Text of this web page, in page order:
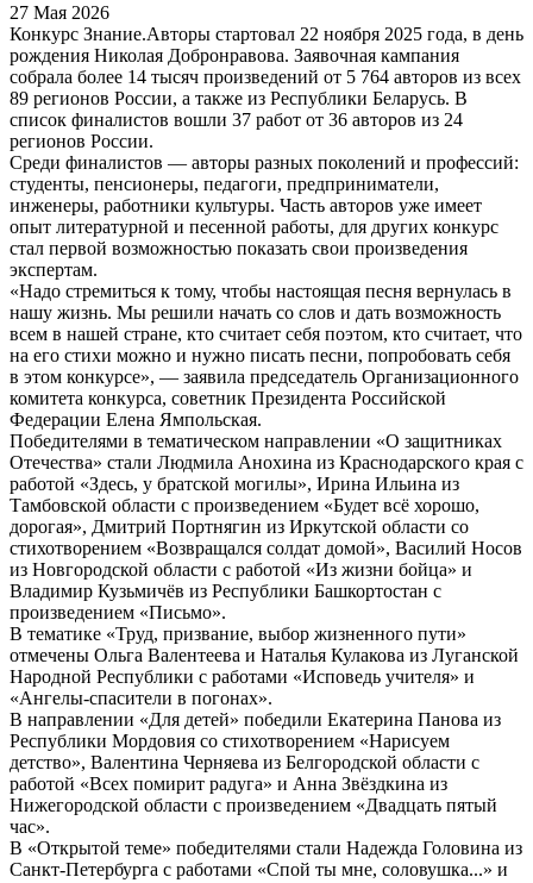
27 Мая 2026
Конкурс Знание.Авторы стартовал 22 ноября 2025 года, в день
рождения Николая Добронравова. Заявочная кампания
собрала более 14 тысяч произведений от 5 764 авторов из всех
89 регионов России, а также из Республики Беларусь. В
список финалистов вошли 37 работ от 36 авторов из 24
регионов России.
Среди финалистов — авторы разных поколений и профессий:
студенты, пенсионеры, педагоги, предприниматели,
инженеры, работники культуры. Часть авторов уже имеет
опыт литературной и песенной работы, для других конкурс
стал первой возможностью показать свои произведения
экспертам.
«Надо стремиться к тому, чтобы настоящая песня вернулась в
нашу жизнь. Мы решили начать со слов и дать возможность
всем в нашей стране, кто считает себя поэтом, кто считает, что
на его стихи можно и нужно писать песни, попробовать себя
в этом конкурсе», — заявила председатель Организационного
комитета конкурса, советник Президента Российской
Федерации Елена Ямпольская.
Победителями в тематическом направлении «О защитниках
Отечества» стали Людмила Анохина из Краснодарского края с
работой «Здесь, у братской могилы», Ирина Ильина из
Тамбовской области с произведением «Будет всё хорошо,
дорогая», Дмитрий Портнягин из Иркутской области со
стихотворением «Возвращался солдат домой», Василий Носов
из Новгородской области с работой «Из жизни бойца» и
Владимир Кузьмичёв из Республики Башкортостан с
произведением «Письмо».
В тематике «Труд, призвание, выбор жизненного пути»
отмечены Ольга Валентеева и Наталья Кулакова из Луганской
Народной Республики с работами «Исповедь учителя» и
«Ангелы-спасители в погонах».
В направлении «Для детей» победили Екатерина Панова из
Республики Мордовия со стихотворением «Нарисуем
детство», Валентина Черняева из Белгородской области с
работой «Всех помирит радуга» и Анна Звёздкина из
Нижегородской области с произведением «Двадцать пятый
час».
В «Открытой теме» победителями стали Надежда Головина из
Санкт-Петербурга с работами «Спой ты мне, соловушка...» и